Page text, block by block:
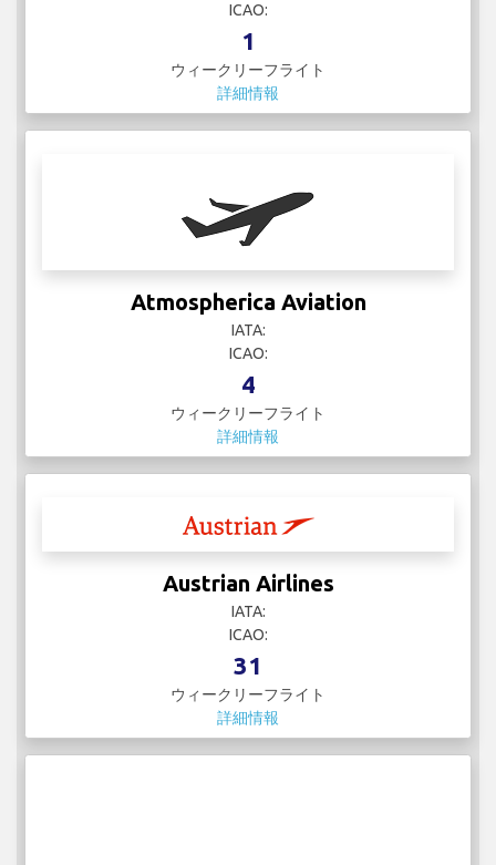
ICAO:
1
ウィークリーフライト
詳細情報
Atmospherica Aviation
IATA:
ICAO:
4
ウィークリーフライト
詳細情報
Austrian Airlines
IATA:
ICAO:
31
ウィークリーフライト
詳細情報